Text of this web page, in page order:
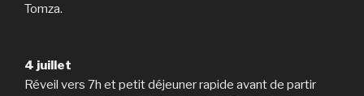
Tomza.
4 juillet
Réveil vers 7h et petit déjeuner rapide avant de partir